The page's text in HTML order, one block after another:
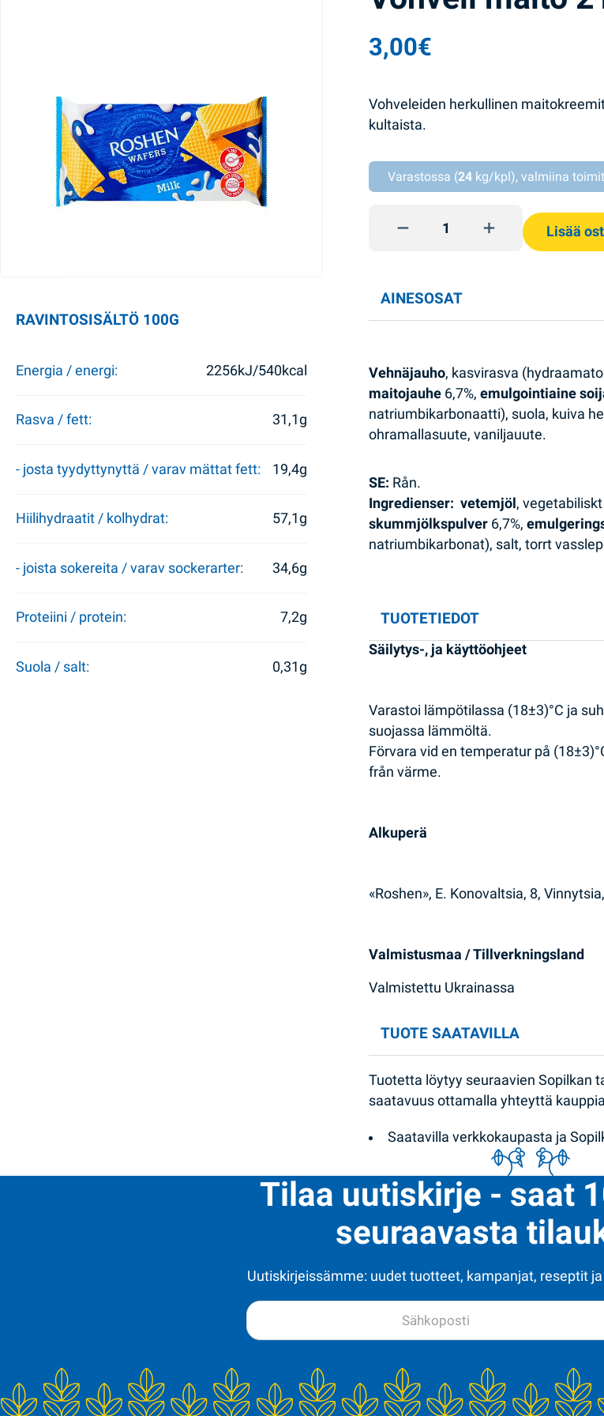
3,00€
Vohveleiden herkullinen
kultaista.
Varastossa (24 kg/kpl), valmiina
Vohveli maito 216g Roshen
Lisää
RAVINTOSISÄLTÖ 100G
Energia / energi: 2256kJ/540kcal
Rasva / fett: 31,1g
- josta tyydyttynyttä / varav mättat fett: 19,4g
Hiilihydraatit / kolhydrat: 57,1g
- joista sokereita / varav sockerarter: 34,6g
Proteiini / protein: 7,2g
Suola / salt: 0,31g
AINESOSAT
Vehnäjauho, kasvirasva
maitojauhe 6,7%,emulgointiaine
natriumbikarbonaatti), suola, kuiva
ohramallasuute, vaniljauute.
SE: Rån.
Ingredienser: vetemjöl ,
skummjölkspulver 6,7%,
natriumbikarbonat), salt, torrt
TUOTETIEDOT
Säilytys-, ja käyttöohjeet
Varastoi lämpötilassa (18±3)°C ja
suojassa lämmöltä.
Förvara vid en temperatur på
från värme.
Alkuperä
«Roshen», E. Konovaltsia, 8,
Valmistusmaa / Tillverkningsland
Valmistettu Ukrainassa
TUOTE SAATAVILLA
Tuotetta löytyy seuraavien Sopilkan
saatavuus ottamalla yhteyttä
Saatavilla verkkokaupasta ja
Tilaa uutiskirje - saat
seuraavasta
Uutiskirjeissämme: uudet tuotteet, kampanjat, reseptit